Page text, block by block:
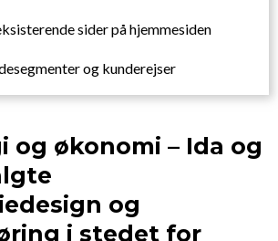
sider på hjemmesiden
og kunderejser
og økonomi – Ida og
og
i stedet for